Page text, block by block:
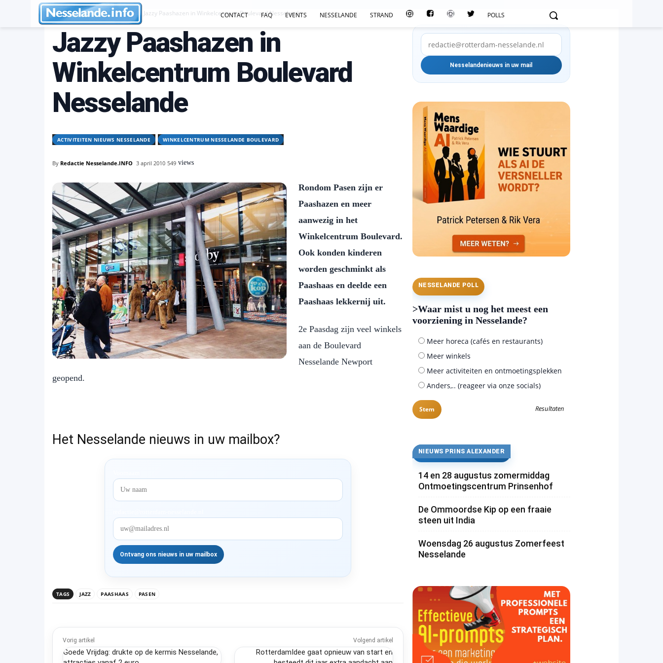
CONTACT FAQ EVENTS NESSELANDE STRAND POLLS
Activiteiten Nieuws Nesselande Jazzy Paashazen in Winkelcentrum Boulevard Nesselande
Jazzy Paashazen in
Winkelcentrum Boulevard
Nesselande
ACTIVITEITEN NIEUWS NESSELANDE WINKELCENTRUM NESSELANDE BOULEVARD
By Redactie Nesselande.INFO 3 april 2010 549 views
Rondom Pasen zijn er
Paashazen en meer
aanwezig in het
Winkelcentrum Boulevard.
Ook konden kinderen
worden geschminkt als
Paashaas en deelde een
Paashaas lekkernij uit.
2e Paasdag zijn veel winkels
aan de Boulevard
Nesselande Newport
geopend.
Het Nesselande nieuws in uw mailbox?
TAGS JAZZ PAASHAAS PASEN
Vorig artikel
Goede Vrijdag: drukte op de kermis Nesselande,
Volgend artikel
RotterdamIdee gaat opnieuw van start en
NESSELANDE POLL
>Waar mist u nog het meest een
voorziening in Nesselande?
Meer horeca (cafés en restaurants)
Meer winkels
Meer activiteiten en ontmoetingsplekken
Anders,.. (reageer via onze socials)
Resultaten
NIEUWS PRINS ALEXANDER
14 en 28 augustus zomermiddag
Ontmoetingscentrum Prinsenhof
De Ommoordse Kip op een fraaie
steen uit India
Woensdag 26 augustus Zomerfeest
Nesselande